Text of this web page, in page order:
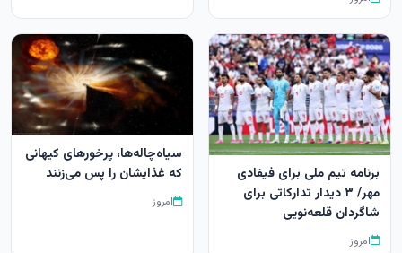
برنامه تیم ملی برای فیفادی
مهر/ ۳ دیدار تدارکاتی برای
شاگردان قلعه‌نویی
امروز
سیاه‌چاله‌ها، پرخورهای کیهانی
که غذایشان را پس می‌زنند
امروز